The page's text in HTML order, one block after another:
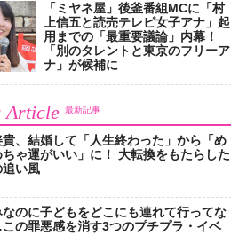
「ミヤネ屋」後釜番組MCに「村
上信五と読売テレビ女子アナ」起
用までの「最重要議論」内幕！
「別のタレントと東京のフリーア
ナ」が候補に
Article 最新記事
、結婚して「人生終わった」から「め
ちゃ運がいい」に！ 大転換をもたらした
追い風
のに子どもをどこにも連れて行ってな
の罪悪感を消す3つのプチプラ・イベ